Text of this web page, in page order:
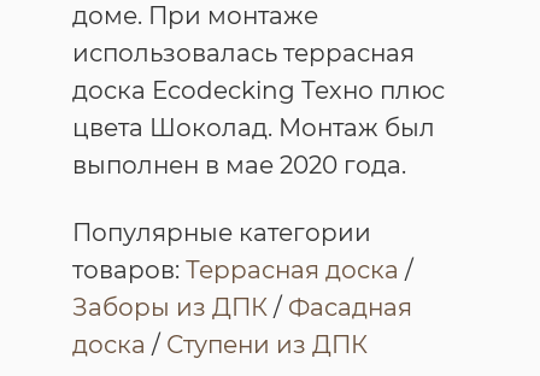
доме. При монтаже
использовалась террасная
доска Ecodecking Техно плюс
цвета Шоколад. Монтаж был
выполнен в мае 2020 года.
Популярные категории
товаров: Террасная доска /
Заборы из ДПК / Фасадная
доска / Ступени из ДПК